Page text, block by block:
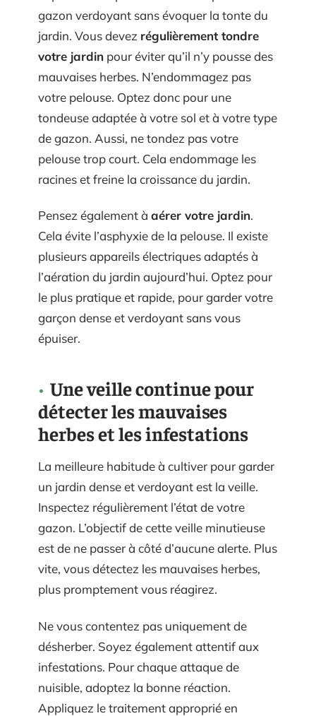
gazon verdoyant sans évoquer la tonte du
jardin. Vous devez régulièrement tondre
votre jardin pour éviter qu’il n’y pousse des
mauvaises herbes. N’endommagez pas
votre pelouse. Optez donc pour une
tondeuse adaptée à votre sol et à votre type
de gazon. Aussi, ne tondez pas votre
pelouse trop court. Cela endommage les
racines et freine la croissance du jardin.
Pensez également à aérer votre jardin.
Cela évite l’asphyxie de la pelouse. Il existe
plusieurs appareils électriques adaptés à
l’aération du jardin aujourd’hui. Optez pour
le plus pratique et rapide, pour garder votre
garçon dense et verdoyant sans vous
épuiser.
Une veille continue pour
détecter les mauvaises
herbes et les infestations
La meilleure habitude à cultiver pour garder
un jardin dense et verdoyant est la veille.
Inspectez régulièrement l’état de votre
gazon. L’objectif de cette veille minutieuse
est de ne passer à côté d’aucune alerte. Plus
vite, vous détectez les mauvaises herbes,
plus promptement vous réagirez.
Ne vous contentez pas uniquement de
désherber. Soyez également attentif aux
infestations. Pour chaque attaque de
nuisible, adoptez la bonne réaction.
Appliquez le traitement approprié en